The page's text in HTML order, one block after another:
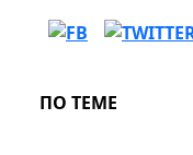
ПО ТЕМЕ